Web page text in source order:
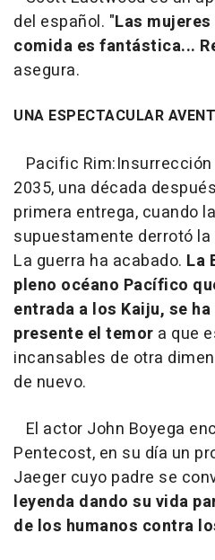
del español. "Las
comida es fantástica...
asegura.
UNA ESPECTACULAR
Pacific
2035, una década
primera entrega, cuando
supuestamente derrotó
La guerra ha acabado. La
pleno océano Pacífico
entrada a los Kaiju, se
presente el temor a que
incansables de otra
de nuevo.
El actor John Boyega
Pentecost, en su día un
Jaeger cuyo padre se
leyenda dando su vida
de los humanos contra